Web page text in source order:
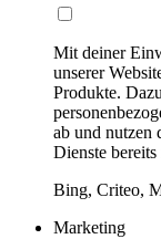
Mit deiner
unserer
Produkte.
ab und nutzen
Dienste bereits
Bing, Criteo,
Marketing